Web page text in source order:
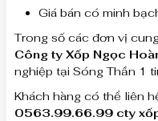
Giá bán có minh
Trong số các đơn vị
Công ty Xốp Ngọc
nghiệp tại Sóng Thần 1
Khách hàng có thể liên
0563.99.66.99 cty